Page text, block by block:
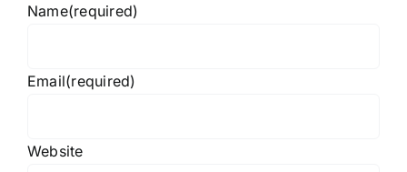
Name(required)
Email(required)
Website